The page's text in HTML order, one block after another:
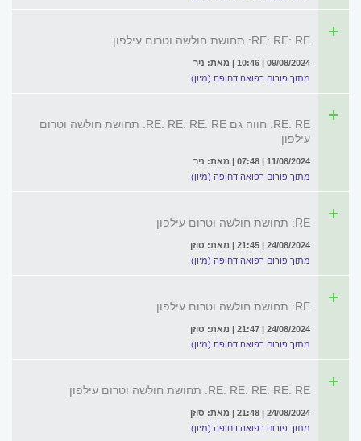
RE: RE: RE: תחושת חולשה וטרום עילפון
09/08/2024 | 10:46 | מאת: ניר
מתוך פורום רפואה דחופה (מיון)
RE: RE: חווה גם RE: RE: RE: RE: תחושת חולשה וטרום
עילפון
11/08/2024 | 07:48 | מאת: ניר
מתוך פורום רפואה דחופה (מיון)
RE: תחושת חולשה וטרום עילפון
24/08/2024 | 21:45 | מאת: סוזן
מתוך פורום רפואה דחופה (מיון)
RE: תחושת חולשה וטרום עילפון
24/08/2024 | 21:47 | מאת: סוזן
מתוך פורום רפואה דחופה (מיון)
RE: RE: RE: RE: RE: תחושת חולשה וטרום עילפון
24/08/2024 | 21:48 | מאת: סוזן
מתוך פורום רפואה דחופה (מיון)